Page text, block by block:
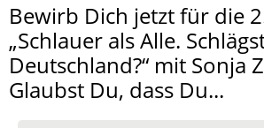
Bewirb Dich jetzt für die
„Schlauer als Alle.
Deutschland?“ mit Sonja
Glaubst Du, dass Du...